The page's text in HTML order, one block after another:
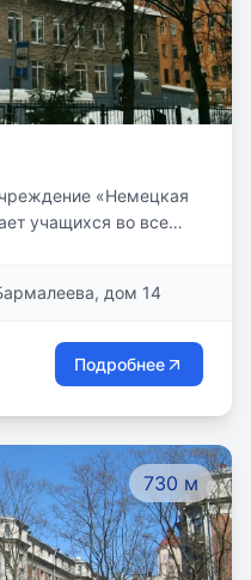
«Немецкая
учащихся во все
эти таланты и
изучить два
(английский и
и культура
дом 14
Подробнее
730 м